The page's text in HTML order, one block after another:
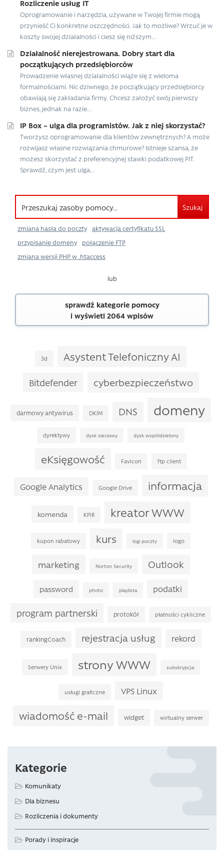
Rozliczenie usług IT
Oprogramowanie i narzędzia, używane w Twojej firmie mogą
przynieść Ci konkretne oszczędności. Jak to możliwe? Wrzuć je w
koszty swojej działalności i ciesz się niższym...
Działalność nierejestrowana. Dobry start dla
początkujących przedsiębiorców
Prowadzenie własnej działalności wiąże się z wieloma
formalnościami. Nic dziwnego, że początkujący przedsiębiorcy
obawiają się zakładania firmy. Chcesz założyć swój pierwszy
biznes, jednak na razie...
IP Box – ulga dla programistów. Jak z niej skorzystać?
Tworzysz oprogramowanie dla klientów zewnętrznych? A może
rozwijasz własne rozwiązania chmurowe? Istnieje szansa, że
możesz skorzystać z preferencyjnej stawki podatkowej PIT.
Sprawdź, czym jest ulga...
Szukaj
zmiana hasła do poczty
aktywacja certyfikatu SSL
przypisanie domeny
połączenie FTP
zmiana wersji PHP w .htaccess
lub
sprawdź kategorie pomocy
i wyświetl 2064 wpisów
3d Asystent Telefoniczny AI
Bitdefender cyberbezpieczeństwo
darmowy antywirus DKIM DNS domeny
dyrektywy dysk sieciowy dysk współdzielony
eKsięgowość Favicon ftp client
Google Analytics Google Drive informacja
komenda KPiR kreator WWW
kupon rabatowy kurs logi poczty logo
marketing Norton Security Outlook
password photo playlista podatki
program partnerski protokół płatności cykliczne
rankingCoach rejestracja usług rekord
Serwery Unix strony WWW subskrypcja
usługi graficzne VPS Linux
wiadomość e-mail widget wirtualny serwer
Kategorie
Komunikaty
Dla biznesu
Rozliczenia i dokumenty
Porady i inspiracje